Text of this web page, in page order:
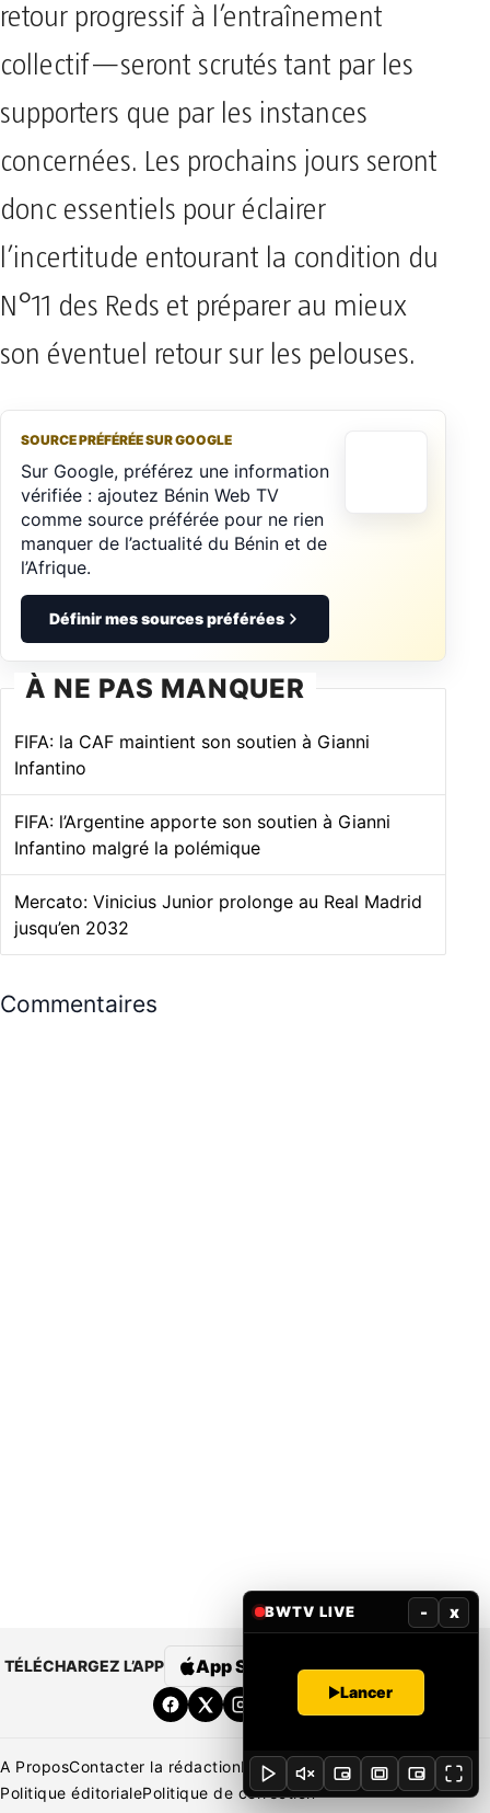
retour progressif à l’entraînement
collectif—seront scrutés tant par les
supporters que par les instances
concernées. Les prochains jours seront
donc essentiels pour éclairer
l’incertitude entourant la condition du
N°11 des Reds et préparer au mieux
son éventuel retour sur les pelouses.
SOURCE PRÉFÉRÉE SUR GOOGLE
Sur Google, préférez une information
vérifiée : ajoutez Bénin Web TV
comme source préférée pour ne rien
manquer de l’actualité du Bénin et de
l’Afrique.
Définir mes sources préférées
À NE PAS MANQUER
FIFA: la CAF maintient son soutien à Gianni
Infantino
FIFA: l’Argentine apporte son soutien à Gianni
Infantino malgré la polémique
Mercato: Vinicius Junior prolonge au Real Madrid
jusqu’en 2032
Commentaires
TÉLÉCHARGEZ L’APP App Store Google Play
A ProposContacter la rédactionRédaction Mentions légales
Politique éditorialePolitique de correction
BWTV LIVE - x
Lancer